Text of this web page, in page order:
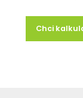
Chci